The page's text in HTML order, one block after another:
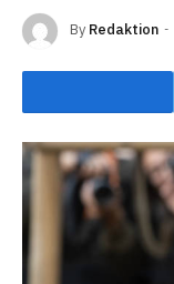
By Redaktion